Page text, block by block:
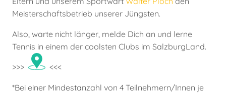
Meisterschaftsbetrieb unserer Jüngsten.
Also, warte nicht länger, melde Dich an und lerne
Tennis in einem der coolsten Clubs im SalzburgLand.
>>> <<<
*Bei einer Mindestanzahl von 4 Teilnehmern/Innen je